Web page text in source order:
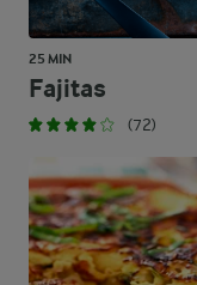
25 MIN
Fajitas
(72)